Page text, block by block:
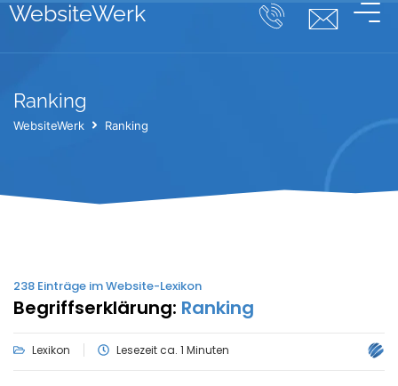
WebsiteWerk
Ranking
WebsiteWerk Ranking
238 Einträge im Website-Lexikon
Begriffserklärung: Ranking
Lexikon Lesezeit ca. 1 Minuten